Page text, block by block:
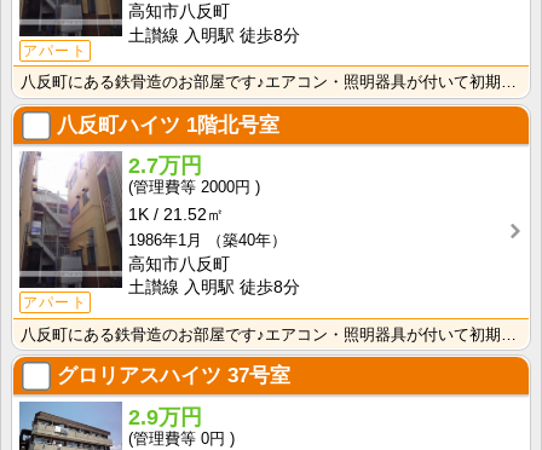
アパート
高知市八反町
土讃線 入明駅 徒歩8分
八反町ハイツ 1階北号室
アパート
2.7万円
2000円
1K
21.52㎡
1986年1月
（築40年）
高知市八反町
土讃線 入明駅 徒歩8分
グロリアスハイツ 37号室
2.9万円
0円